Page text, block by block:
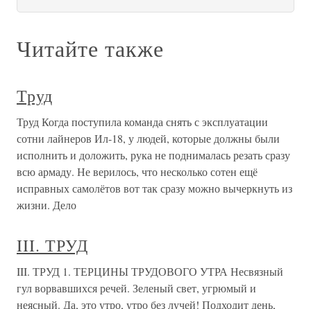
Читайте также
Труд
Труд Когда поступила команда снять с эксплуатации
сотни лайнеров Ил-18, у людей, которые должны были
исполнить и доложить, рука не поднималась резать сразу
всю армаду. Не верилось, что несколько сотен ещё
исправных самолётов вот так сразу можно вычеркнуть из
жизни. Дело
III. ТРУД
III. ТРУД 1. ТЕРЦИНЫ ТРУДОВОГО УТРА Несвязный
гул ворвавшихся речей. Зеленый свет, угрюмый и
неясный. Да, это утро, утро без лучей! Подходит день,